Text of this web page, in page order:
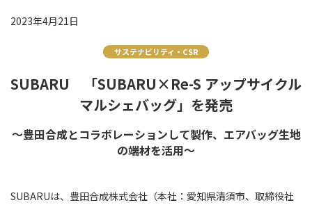
2023年4月21日
サステナビリティ・CSR
SUBARU 「SUBARU×Re-S アップサイクル
マルシェバッグ」を発売
～豊田合成とコラボレーションして製作、エアバッグ生地
の端材を活用～
SUBARUは、豊田合成株式会社（本社：愛知県清須市、取締役社